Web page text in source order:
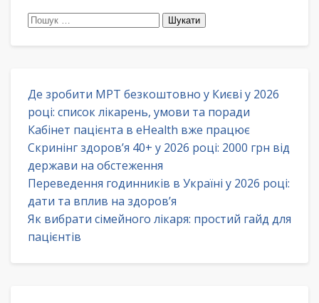
Пошук:
Де зробити МРТ безкоштовно у Києві у 2026
році: список лікарень, умови та поради
Кабінет пацієнта в eHealth вже працює
Скринінг здоров’я 40+ у 2026 році: 2000 грн від
держави на обстеження
Переведення годинників в Україні у 2026 році:
дати та вплив на здоров’я
Як вибрати сімейного лікаря: простий гайд для
пацієнтів